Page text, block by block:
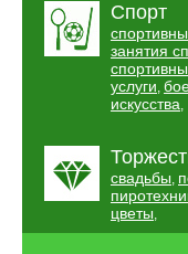
Спорт
занятия
услуги,
искусства,
свадьбы,
цветы,